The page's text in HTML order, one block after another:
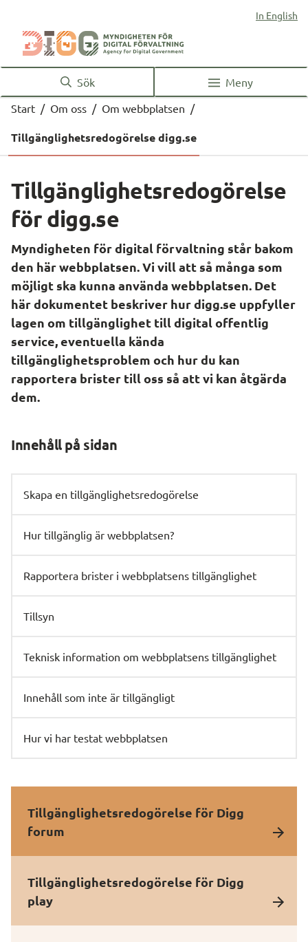
In English
Sök
Meny
Start / Om oss / Om webbplatsen /
Tillgänglighetsredogörelse digg.se
Tillgänglighetsredogörelse
för digg.se
Myndigheten för digital förvaltning står bakom
den här webbplatsen. Vi vill att så många som
möjligt ska kunna använda webbplatsen. Det
här dokumentet beskriver hur digg.se uppfyller
lagen om tillgänglighet till digital offentlig
service, eventuella kända
tillgänglighetsproblem och hur du kan
rapportera brister till oss så att vi kan åtgärda
dem.
Innehåll på sidan
Skapa en tillgänglighetsredogörelse
Hur tillgänglig är webbplatsen?
Rapportera brister i webbplatsens tillgänglighet
Tillsyn
Teknisk information om webbplatsens tillgänglighet
Innehåll som inte är tillgängligt
Hur vi har testat webbplatsen
Tillgänglighetsredogörelse för Digg
forum
Tillgänglighetsredogörelse för Digg
play